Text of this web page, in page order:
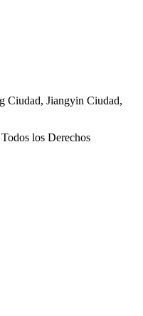
Ciudad, Jiangyin Ciudad,
los Derechos